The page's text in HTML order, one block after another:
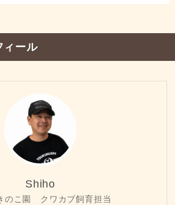
ィール
Shiho
のこ園 クワカブ飼育担当